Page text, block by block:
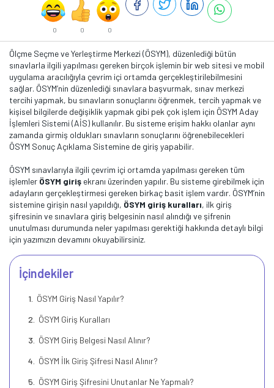
0 0 0
Ölçme Seçme ve Yerleştirme Merkezi (ÖSYM), düzenlediği bütün
sınavlarla ilgili yapılması gereken birçok işlemin bir web sitesi ve mobil
uygulama aracılığıyla çevrim içi ortamda gerçekleştirilebilmesini
sağlar. ÖSYM’nin düzenlediği sınavlara başvurmak, sınav merkezi
tercihi yapmak, bu sınavların sonuçlarını öğrenmek, tercih yapmak ve
kişisel bilgilerde değişiklik yapmak gibi pek çok işlem için ÖSYM Aday
İşlemleri Sistemi (AİS) kullanılır. Bu sisteme erişim hakkı olanlar aynı
zamanda girmiş oldukları sınavların sonuçlarını öğrenebilecekleri
ÖSYM Sonuç Açıklama Sistemine de giriş yapabilir.
ÖSYM sınavlarıyla ilgili çevrim içi ortamda yapılması gereken tüm
işlemler ÖSYM giriş ekranı üzerinden yapılır. Bu sisteme girebilmek için
adayların gerçekleştirmesi gereken birkaç basit işlem vardır. ÖSYM’nin
sistemine girişin nasıl yapıldığı, ÖSYM giriş kuralları, ilk giriş
şifresinin ve sınavlara giriş belgesinin nasıl alındığı ve şifrenin
unutulması durumunda neler yapılması gerektiği hakkında detaylı bilgi
için yazımızın devamını okuyabilirsiniz.
İçindekiler
ÖSYM Giriş Nasıl Yapılır?
ÖSYM Giriş Kuralları
ÖSYM Giriş Belgesi Nasıl Alınır?
ÖSYM İlk Giriş Şifresi Nasıl Alınır?
ÖSYM Giriş Şifresini Unutanlar Ne Yapmalı?